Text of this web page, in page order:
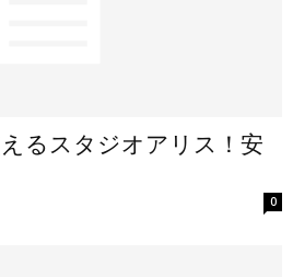
るスタジオアリス！安
0